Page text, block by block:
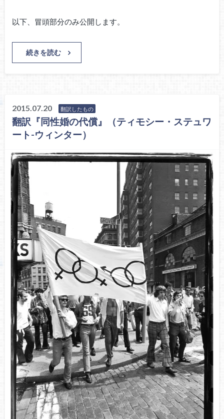
以下、冒頭部分のみ公開します。
続きを読む
2015.07.20 翻訳したもの
翻訳『同性婚の代償』（ティモシー・ステュワ
ート-ウィンター）